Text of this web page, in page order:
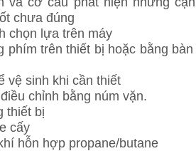
chưa đúng
chọn lựa trên máy
trên thiết bị hoặc bằng bàn
vệ sinh khi cần thiết
chỉnh bằng núm vặn.
thiết bị
cấy
hỗn hợp propane/butane